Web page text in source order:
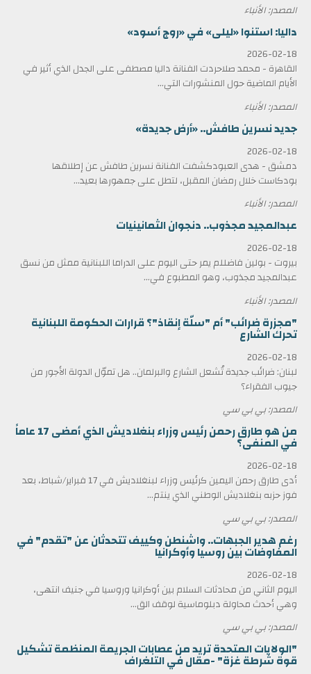
المصدر: الأنباء
داليا: استنوا «ليلى» في «روج أسود»
2026-02-18
القاهرة - محمد صلاحردت الفنانة داليا مصطفى على الجدل الذي أثير في
الأيام الماضية حول المنشورات التي...
المصدر: الأنباء
جديد نسرين طافش.. «أرض جديدة»
2026-02-18
دمشق - هدى العبودكشفت الفنانة نسرين طافش عن إطلاقها
بودكاست خلال رمضان المقبل، لتطل على جمهورها بعيد...
المصدر: الأنباء
عبدالمجيد مجذوب.. دنجوان الثمانينيات
2026-02-18
بيروت - بولين فاضللم يمر حتى اليوم على الدراما اللبنانية ممثل من نسق
عبدالمجيد مجذوب، وهو المطبوع في...
المصدر: الأنباء
"مجزرة ضرائب" أم "سلّة إنقاذ"؟ قرارات الحكومة اللبنانية
تحرك الشارع
2026-02-18
لبنان: ضرائب جديدة تُشعل الشارع والبرلمان.. هل تموّل الدولة الأجور من
جيوب الفقراء؟
المصدر: بي بي سي
من هو طارق رحمن رئيس وزراء بنغلاديش الذي أمضى 17 عاماً
في المنفى؟
2026-02-18
أدى طارق رحمن اليمين كرئيس وزراء لبنغلاديش في 17 فبراير/شباط، بعد
فوز حزبه بنغلاديش الوطني الذي ينتم...
المصدر: بي بي سي
رغم هدير الجبهات.. واشنطن وكييف تتحدثان عن "تقدم" في
المفاوضات بين روسيا وأوكرانيا
2026-02-18
اليوم الثاني من محادثات السلام بين أوكرانيا وروسيا في جنيف انتهى،
وهي أحدث محاولة دبلوماسية لوقف الق...
المصدر: بي بي سي
"الولايات المتحدة تريد من عصابات الجريمة المنظمة تشكيل
قوة شرطة غزة" -مقال في التلغراف